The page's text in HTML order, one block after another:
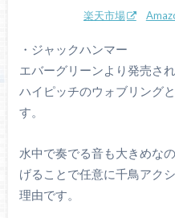
楽天市場
・ジャックハンマー
エバーグリーンより発売さ
ハイピッチのウォブリング
す。
水中で奏でる音も大きめな
げることで任意に千鳥アク
理由です。